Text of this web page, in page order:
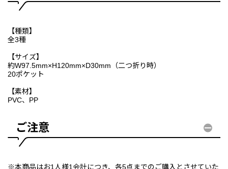
【種類】
全3種
【サイズ】
約W97.5mm×H120mm×D30mm（二つ折り時）
20ポケット
【素材】
PVC、PP
ご注意
※本商品はお1人様1会計につき、各5点までのご購入とさせていた